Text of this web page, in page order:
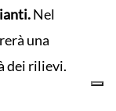
Nel
una
dei rilievi.